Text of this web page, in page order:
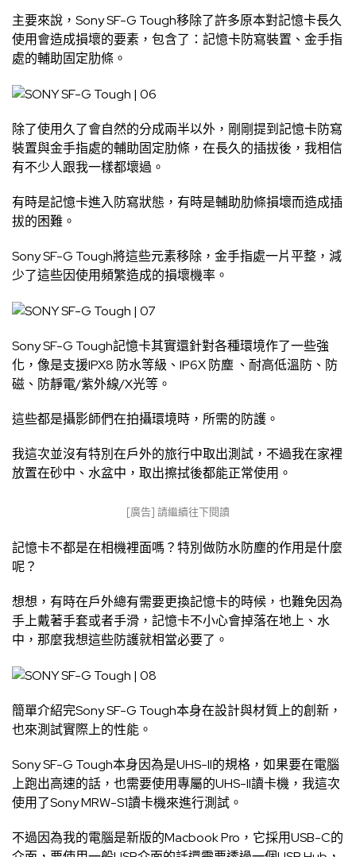
主要來說，Sony SF-G Tough移除了許多原本對記憶卡長久
使用會造成損壞的要素，包含了：記憶卡防寫裝置、金手指
處的輔助固定肋條。
除了使用久了會自然的分成兩半以外，剛剛提到記憶卡防寫
裝置與金手指處的輔助固定肋條，在長久的插拔後，我相信
有不少人跟我一樣都壞過。
有時是記憶卡進入防寫狀態，有時是輔助肋條損壞而造成插
拔的困難。
Sony SF-G Tough將這些元素移除，金手指處一片平整，減
少了這些因使用頻繁造成的損壞機率。
Sony SF-G Tough記憶卡其實還針對各種環境作了一些強
化，像是支援IPX8 防水等級、IP6X 防塵 、耐高低溫防、防
磁、防靜電/紫外線/X光等。
這些都是攝影師們在拍攝環境時，所需的防護。
我這次並沒有特別在戶外的旅行中取出測試，不過我在家裡
放置在砂中、水盆中，取出擦拭後都能正常使用。
[廣告] 請繼續往下閱讀
記憶卡不都是在相機裡面嗎？特別做防水防塵的作用是什麼
呢？
想想，有時在戶外總有需要更換記憶卡的時候，也難免因為
手上戴著手套或者手滑，記憶卡不小心會掉落在地上、水
中，那麼我想這些防護就相當必要了。
簡單介紹完Sony SF-G Tough本身在設計與材質上的創新，
也來測試實際上的性能。
Sony SF-G Tough本身因為是UHS-II的規格，如果要在電腦
上跑出高速的話，也需要使用專屬的UHS-II讀卡機，我這次
使用了Sony MRW-S1讀卡機來進行測試。
不過因為我的電腦是新版的Macbook Pro，它採用USB-C的